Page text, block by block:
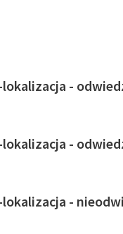
-
-
-